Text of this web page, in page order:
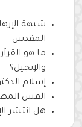
شبهة
المقدس
ما هو
والإنجيل؟
إسلام
القس
هل انتشر